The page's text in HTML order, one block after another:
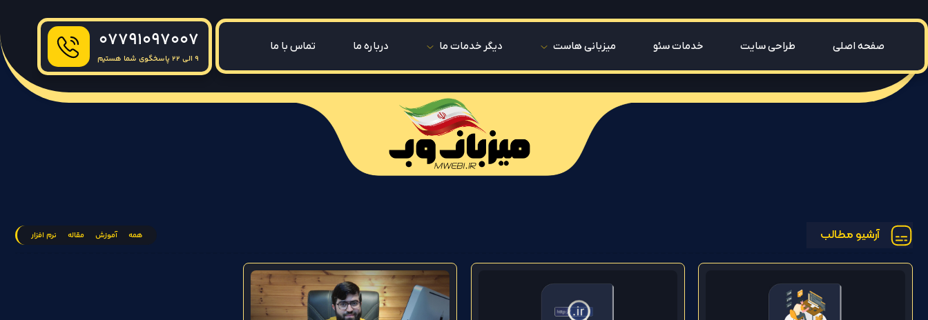
صفحه اصلی طراحی سایت خدمات سئو میزبانی هاست دیگر خدمات ما درباره ما تماس با ما 07791097007
9 الی 22 پاسخگوی شما هستیم
آرشیو مطالب همه آموزش مقاله نرم افزار